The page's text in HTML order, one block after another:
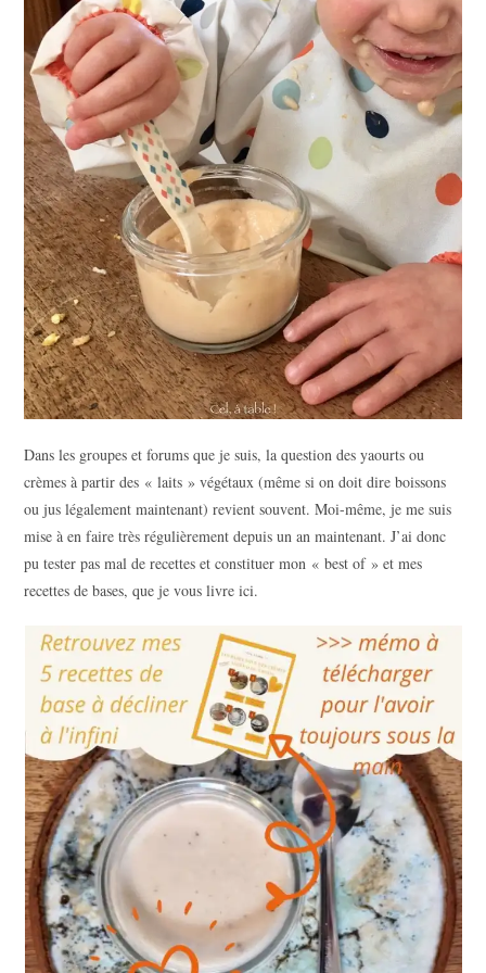
Dans les groupes et forums que je suis, la question des yaourts ou
crèmes à partir des « laits » végétaux (même si on doit dire boissons
ou jus légalement maintenant) revient souvent. Moi-même, je me suis
mise à en faire très régulièrement depuis un an maintenant. J’ai donc
pu tester pas mal de recettes et constituer mon « best of » et mes
recettes de bases, que je vous livre ici.